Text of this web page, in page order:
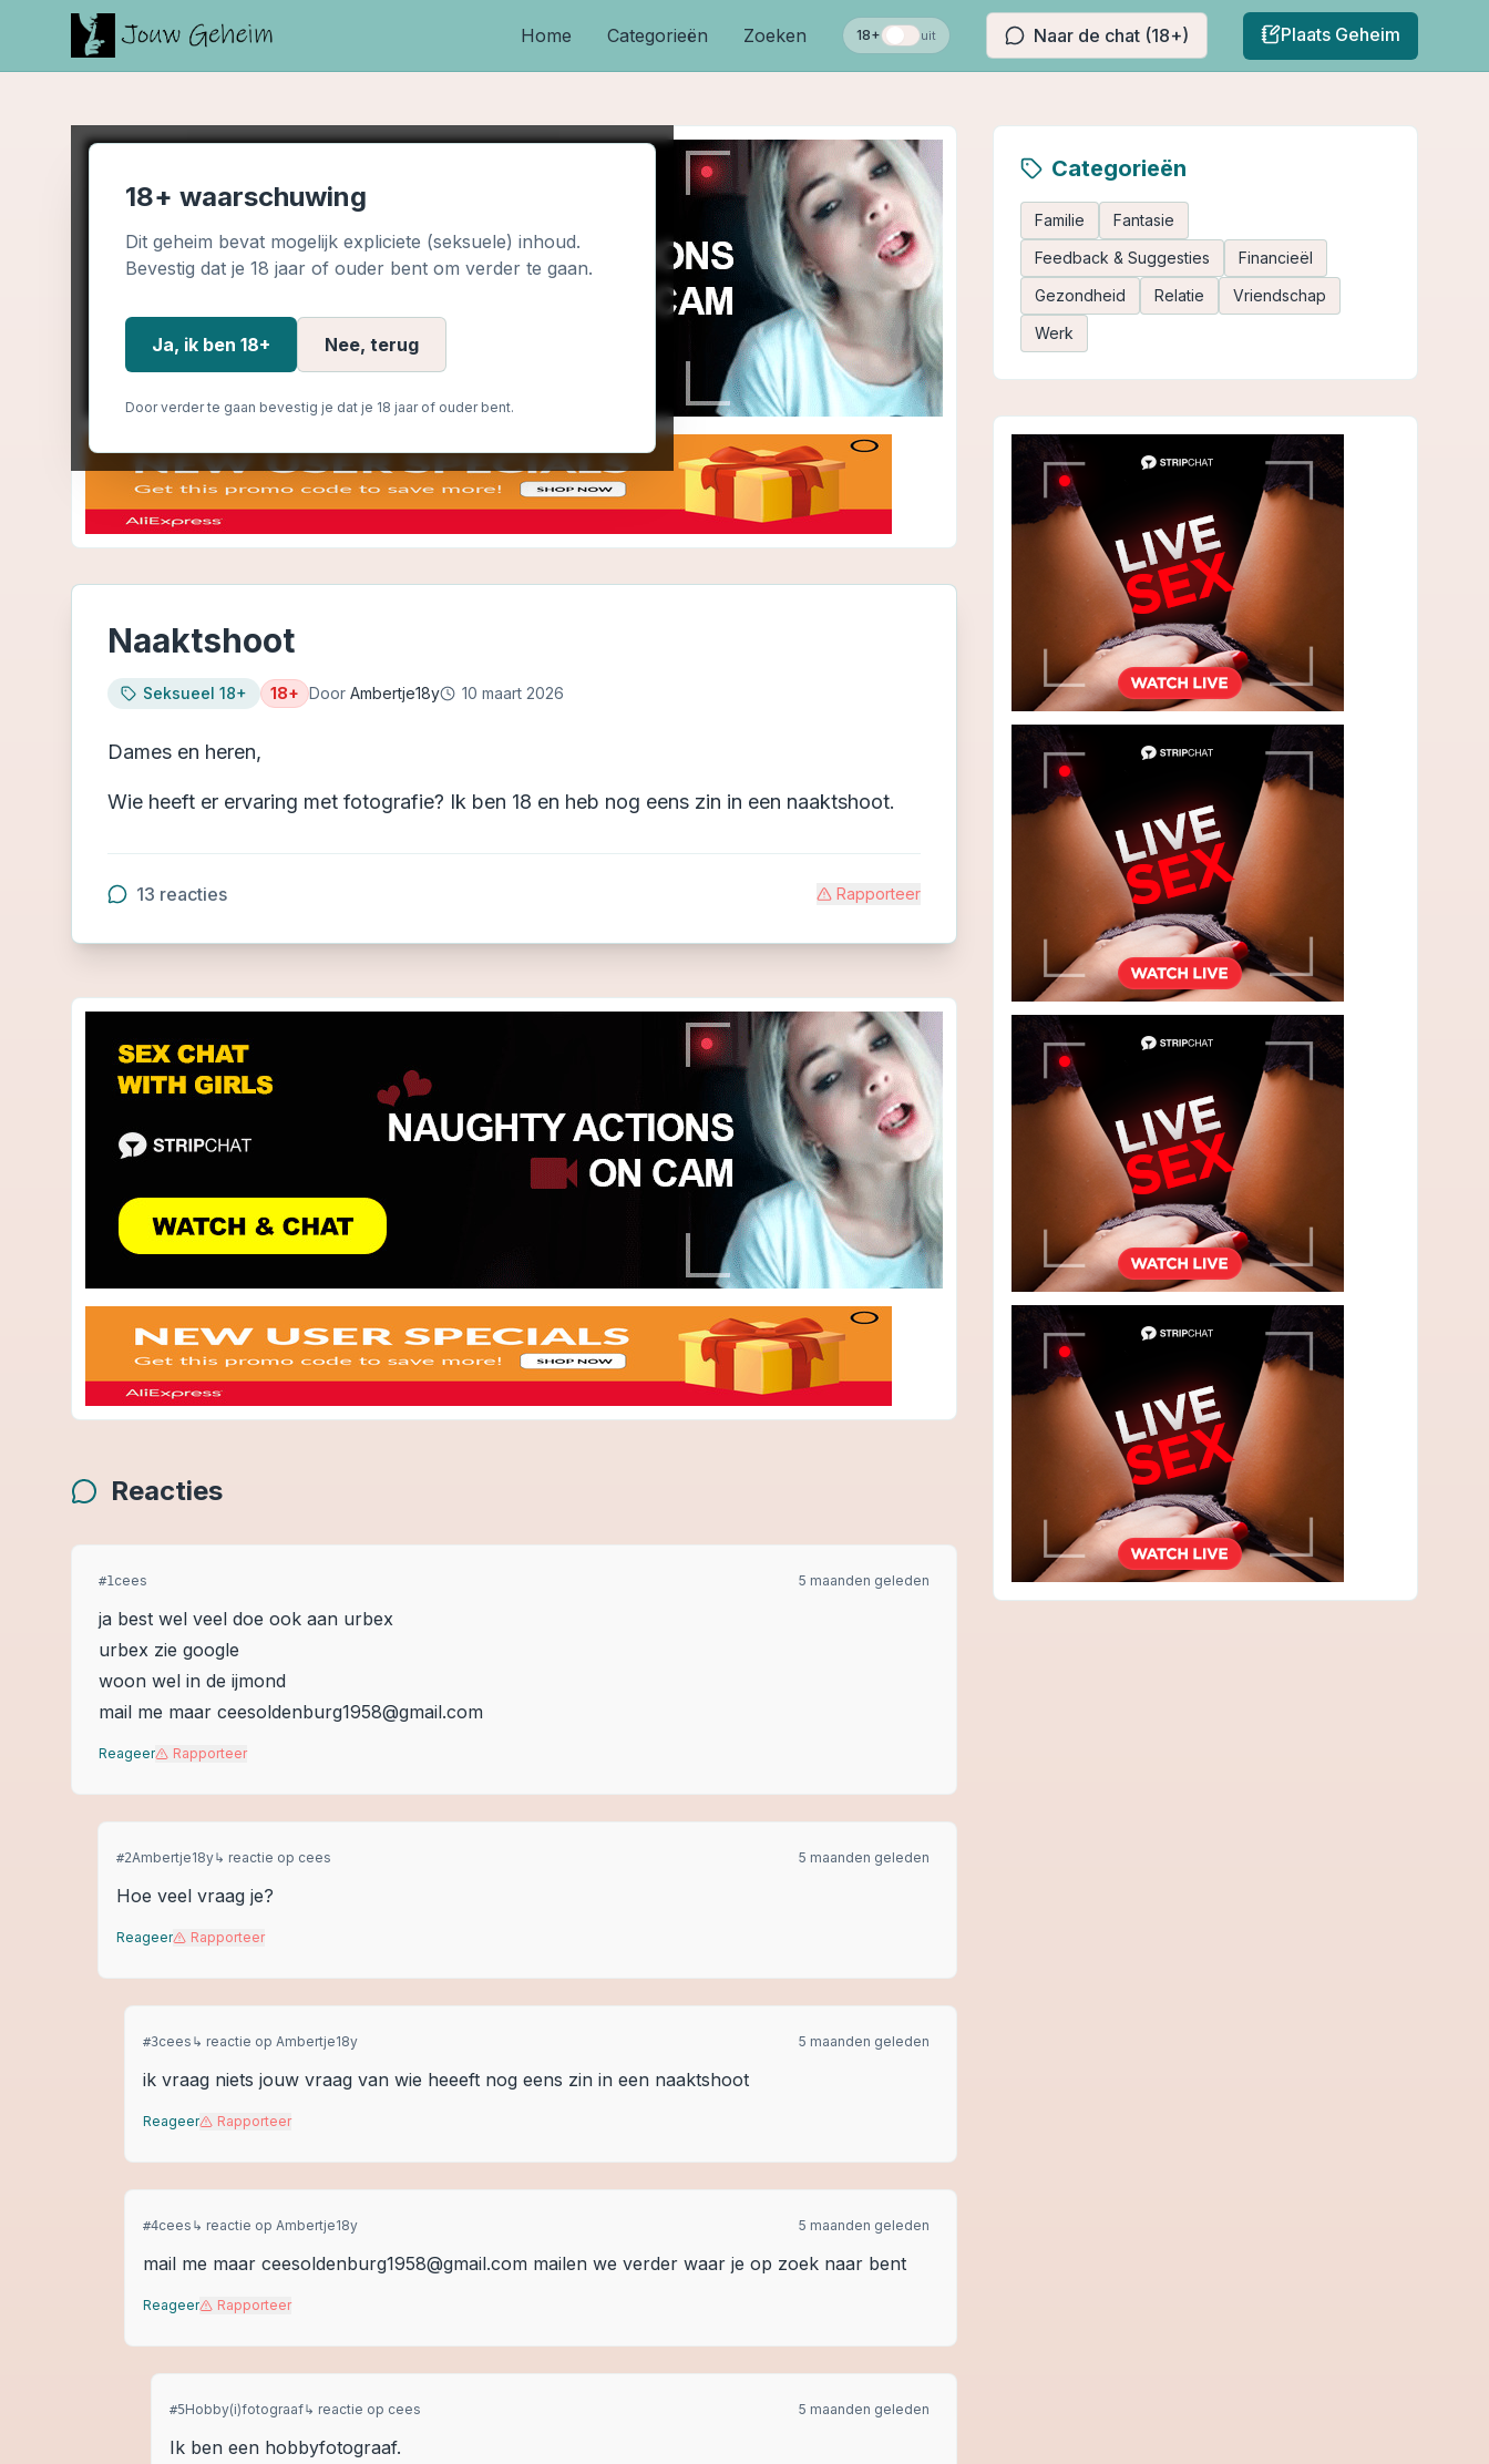
Home Categorieën Zoeken 18+ uit Naar de chat (18+) Plaats Geheim
18+ waarschuwing
Dit geheim bevat mogelijk expliciete (seksuele) inhoud.
Bevestig dat je 18 jaar of ouder bent om verder te gaan.
Ja, ik ben 18+ Nee, terug
Door verder te gaan bevestig je dat je 18 jaar of ouder bent.
Naaktshoot
Seksueel 18+ 18+ Door Ambertje18y 10 maart 2026
Dames en heren,
Wie heeft er ervaring met fotografie? Ik ben 18 en heb nog eens zin in een naaktshoot.
13 reacties Rapporteer
Reacties
#1cees 5 maanden geleden
ja best wel veel doe ook aan urbex
urbex zie google
woon wel in de ijmond
mail me maar ceesoldenburg1958@gmail.com
Reageer Rapporteer
#2Ambertje18y↳ reactie op cees 5 maanden geleden
Hoe veel vraag je?
Reageer Rapporteer
#3cees ↳ reactie op Ambertje18y 5 maanden geleden
ik vraag niets jouw vraag van wie heeeft nog eens zin in een naaktshoot
Reageer Rapporteer
#4cees ↳ reactie op Ambertje18y 5 maanden geleden
mail me maar ceesoldenburg1958@gmail.com mailen we verder waar je op zoek naar bent
Reageer Rapporteer
#5Hobby(i)fotograaf↳ reactie op cees 5 maanden geleden
Ik ben een hobbyfotograaf.
Categorieën
Familie
Fantasie
Feedback & Suggesties
Financieël
Gezondheid
Relatie
Vriendschap
Werk